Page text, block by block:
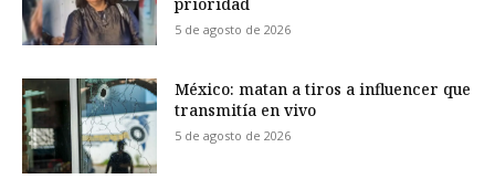
5 de agosto de 2026
México: matan a tiros a influencer que
transmitía en vivo
5 de agosto de 2026